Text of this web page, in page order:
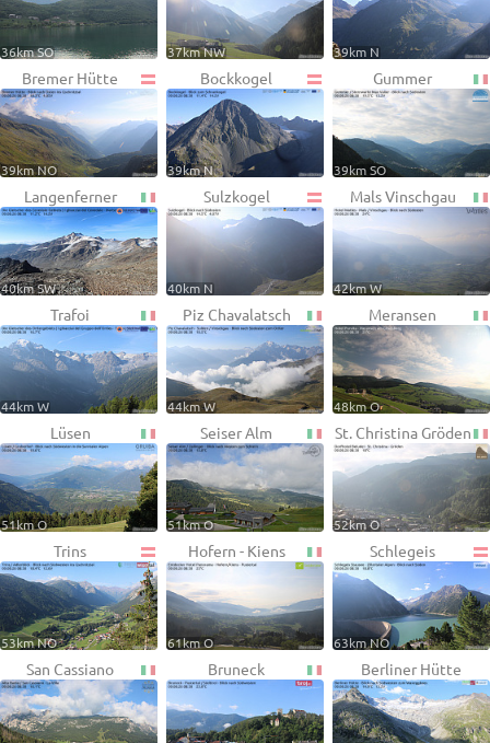
36km SO 37km NW 39km N
Bremer Hütte
39km NO
Bockkogel
39km N
Gummer
39km SO
Langenferner
40km SW
Sulzkogel
40km N
Mals Vinschgau
42km W
Trafoi
44km W
Piz Chavalatsch
44km W
Meransen
48km O
Lüsen
51km O
Seiser Alm
51km O
St. Christina Gröden
52km O
Trins
53km NO
Hofern - Kiens
61km O
Schlegeis
63km NO
San Cassiano Bruneck Berliner Hütte